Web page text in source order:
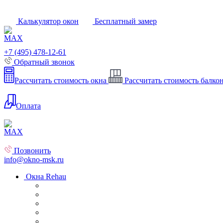
Калькулятор окон Бесплатный замер
+7 (495) 478-12-61
Обратный звонок
Рассчитать стоимость окна Рассчитать стоимость
Оплата
Позвонить
info@okno-msk.ru
Окна Rehau